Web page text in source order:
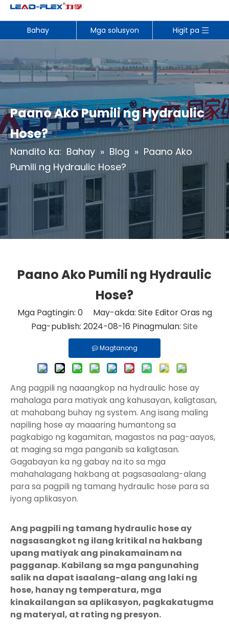
Bahay Mga solusyon Higit pa
Paano Ako Pumili ng Hydraulic
Hose?
Nandito ka: Bahay » Blog » Paano Ako
Pumili ng Hydraulic Hose?
Paano Ako Pumili ng Hydraulic
Hose?
Mga Pagtingin: 0May-akda: Site Editor Oras ng
Pag-publish: 2024-08-16 Pinagmulan: Site
Magtanong
Ang pagpili ng naaangkop na hydraulic hose ay
mahalaga para matiyak ang kahusayan, kaligtasan,
at mahabang buhay ng system. Ang isang maling
napiling hose ay maaaring humantong sa
pagkabigo ng kagamitan, magastos na pag-aayos,
at maging sa mga panganib sa kaligtasan.
Gagabayan ka ng gabay na ito sa mga
mahahalagang hakbang at pagsasaalang-alang
para sa pagpili ng tamang hydraulic hose para sa
iyong aplikasyon.
Ang pagpili ng tamang hydraulic hose ay
nagsasangkot ng ilang kritikal na hakbang
upang matiyak ang pinakamainam na
pagganap. Kabilang sa mga pangunahing
salik na dapat isaalang-alang ang laki ng
hose, hanay ng temperatura, mga
kinakailangan sa aplikasyon, pagkakatugma
ng materyal, at rating ng presyon.